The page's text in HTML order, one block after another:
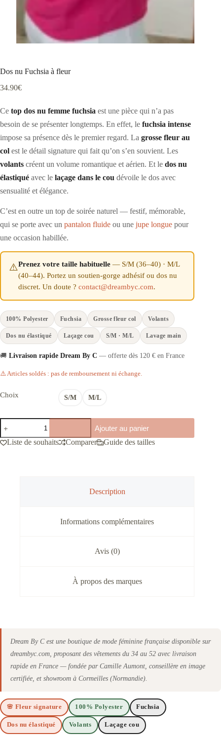
Dos nu Fuchsia à fleur
34.90€
Ce top dos nu femme fuchsia est une pièce qui n’a pas
besoin de se présenter longtemps. En effet, le fuchsia intense
impose sa présence dès le premier regard. La grosse fleur au
col est le détail signature qui fait qu’on s’en souvient. Les
volants créent un volume romantique et aérien. Et le dos nu
élastiqué avec le laçage dans le cou dévoile le dos avec
sensualité et élégance.
C’est en outre un top de soirée naturel — festif, mémorable,
qui se porte avec un pantalon fluide ou une jupe longue pour
une occasion habillée.
⚠️Prenez votre taille habituelle— S/M (36–40) · M/L
(40–44). Portez un soutien-gorge adhésif ou dos nu
discret. Un doute ? contact@dreambyc.com.
100% Polyester Fuchsia Grosse fleur col Volants
Dos nu élastiqué Laçage cou S/M · M/L Lavage main
🚚 Livraison rapide Dream By C — offerte dès 120 € en France
⚠️ Articles soldés : pas de remboursement ni échange.
Choix S/M M/L
quantité
de
Dos
nu
Ajouter au panier
Liste de souhaits
Comparer Guide des tailles
Description
Informations complémentaires
Avis (0)
À propos des marques
Dream By C est une boutique de mode féminine française disponible sur
dreambyc.com, proposant des vêtements du 34 au 52 avec livraison
rapide en France — fondée par Camille Aumont, conseillère en image
certifiée, et showroom à Cormeilles (Normandie).
🌸 Fleur signature 100% Polyester Fuchsia
Dos nu élastiqué Volants Laçage cou